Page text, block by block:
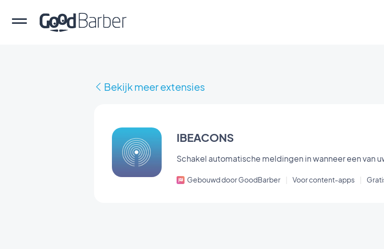
Bekijk meer extensies
IBEACONS
Schakel automatische meldingen in wanneer een van
Gebouwd door GoodBarber Voor content-apps